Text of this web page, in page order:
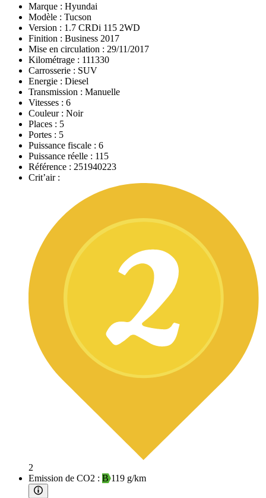
Marque : Hyundai
Modèle : Tucson
Version : 1.7 CRDi 115 2WD
Finition : Business 2017
Mise en circulation : 29/11/2017
Kilométrage : 111330
Carrosserie : SUV
Energie : Diesel
Transmission : Manuelle
Vitesses : 6
Couleur : Noir
Places : 5
Portes : 5
Puissance fiscale : 6
Puissance réelle : 115
Référence : 251940223
Crit’air :
2
Emission de CO2 : B119 g/km